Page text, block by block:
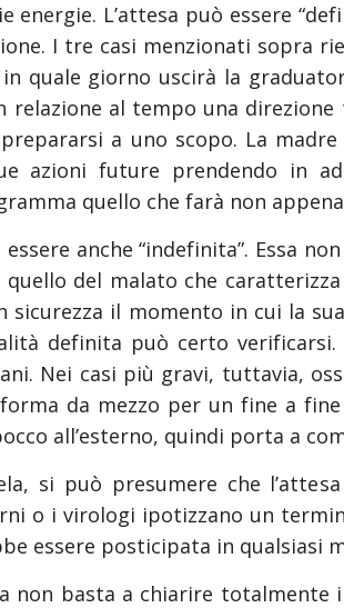
energie. L’attesa può essere
I tre casi menzionati sopra
quale giorno uscirà la
relazione al tempo una
a uno scopo. La
azioni future prendendo in
quello che farà non
essere anche “indefinita”. Essa
del malato che
sicurezza il momento in cui la
definita può certo
Nei casi più gravi, tuttavia,
da mezzo per un fine a
all’esterno, quindi porta a
si può presumere che
o i virologi ipotizzano un
essere posticipata in qualsiasi
non basta a chiarire totalmente